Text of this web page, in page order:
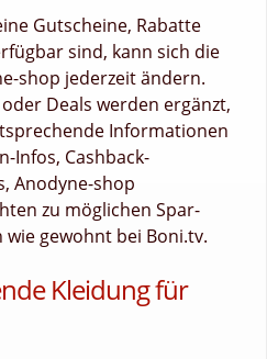
Gutscheine, Rabatte
sind, kann sich die
shop jederzeit ändern.
Deals werden ergänzt,
Informationen
Infos, Cashback-
Anodyne-shop
zu möglichen Spar-
gewohnt bei Boni.tv.
Kleidung für